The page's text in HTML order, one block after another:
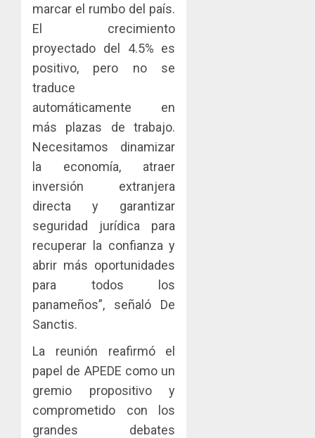
marcar el rumbo del país.
El crecimiento
proyectado del 4.5% es
positivo, pero no se
traduce
automáticamente en
más plazas de trabajo.
Necesitamos dinamizar
la economía, atraer
inversión extranjera
directa y garantizar
seguridad jurídica para
recuperar la confianza y
abrir más oportunidades
para todos los
panameños”, señaló De
Sanctis.
La reunión reafirmó el
papel de APEDE como un
gremio propositivo y
comprometido con los
grandes debates